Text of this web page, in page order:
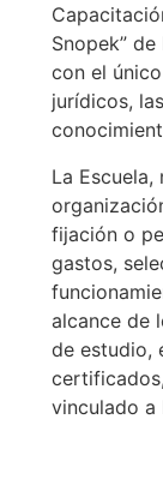
Snopek”
con el
jurídicos,
La
fijación o
gastos,
alcance de
de estudio,
vinculado a